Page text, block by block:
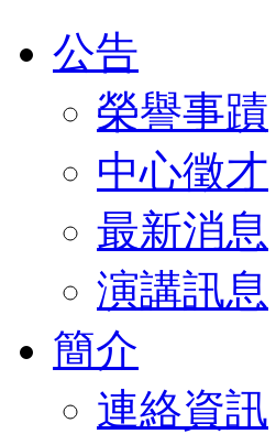
公告
榮譽事蹟
中心徵才
最新消息
演講訊息
簡介
連絡資訊